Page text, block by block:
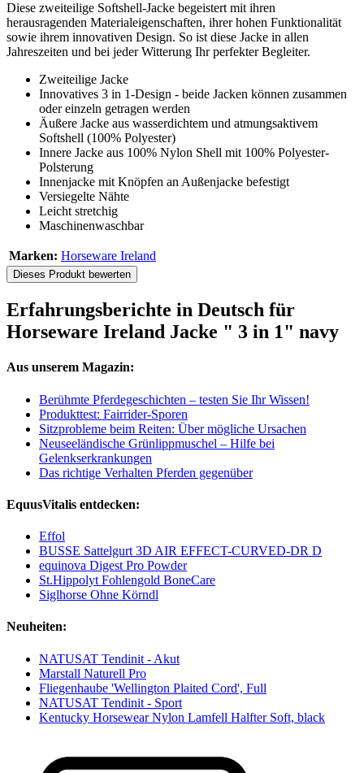
Diese zweiteilige Softshell-Jacke begeistert mit ihren
herausragenden Materialeigenschaften, ihrer hohen Funktionalität
sowie ihrem innovativen Design. So ist diese Jacke in allen
Jahreszeiten und bei jeder Witterung Ihr perfekter Begleiter.
Zweiteilige Jacke
Innovatives 3 in 1-Design - beide Jacken können zusammen
oder einzeln getragen werden
Äußere Jacke aus wasserdichtem und atmungsaktivem
Softshell (100% Polyester)
Innere Jacke aus 100% Nylon Shell mit 100% Polyester-
Polsterung
Innenjacke mit Knöpfen an Außenjacke befestigt
Versiegelte Nähte
Leicht stretchig
Maschinenwaschbar
Marken: Horseware Ireland
Dieses Produkt bewerten
Erfahrungsberichte in Deutsch für
Horseware Ireland Jacke " 3 in 1" navy
Aus unserem Magazin:
Berühmte Pferdegeschichten – testen Sie Ihr Wissen!
Produkttest: Fairrider-Sporen
Sitzprobleme beim Reiten: Über mögliche Ursachen
Neuseeländische Grünlippmuschel – Hilfe bei
Gelenkserkrankungen
Das richtige Verhalten Pferden gegenüber
EquusVitalis entdecken:
Effol
BUSSE Sattelgurt 3D AIR EFFECT-CURVED-DR D
equinova Digest Pro Powder
St.Hippolyt Fohlengold BoneCare
Siglhorse Ohne Körndl
Neuheiten:
NATUSAT Tendinit - Akut
Marstall Naturell Pro
Fliegenhaube 'Wellington Plaited Cord', Full
NATUSAT Tendinit - Sport
Kentucky Horsewear Nylon Lamfell Halfter Soft, black